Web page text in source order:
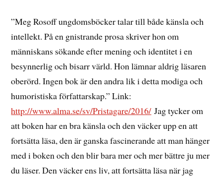
”Meg Rosoff ungdomsböcker talar till både känsla och
intellekt. På en gnistrande prosa skriver hon om
människans sökande efter mening och identitet i en
besynnerlig och bisarr värld. Hon lämnar aldrig läsaren
oberörd. Ingen bok är den andra lik i detta modiga och
humoristiska författarskap.” Link:
http://www.alma.se/sv/Pristagare/2016/ Jag tycker om
att boken har en bra känsla och den väcker upp en att
fortsätta läsa, den är ganska fascinerande att man hänger
med i boken och den blir bara mer och mer bättre ju mer
du läser. Den väcker ens liv, att fortsätta läsa när jag